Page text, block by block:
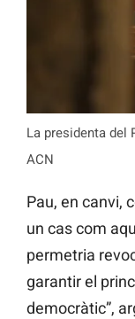
La presidenta del
ACN
Pau, en canvi,
un cas com
permetria
garantir el
democràtic”,